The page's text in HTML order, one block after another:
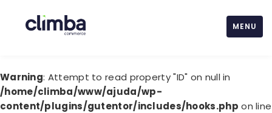
MENU
Warning: Attempt to read property "ID" on null in
/home/climba/www/ajuda/wp-
content/plugins/gutentor/includes/hooks.php on line